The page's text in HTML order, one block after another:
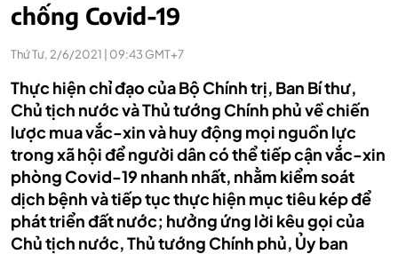
chống Covid-19
Thứ Tư, 2/6/2021 | 09:43 GMT+7
Thực hiện chỉ đạo của Bộ Chính trị, Ban Bí thư,
Chủ tịch nước và Thủ tướng Chính phủ về chiến
lược mua vắc-xin và huy động mọi nguồn lực
trong xã hội để người dân có thể tiếp cận vắc-xin
phòng Covid-19 nhanh nhất, nhằm kiểm soát
dịch bệnh và tiếp tục thực hiện mục tiêu kép để
phát triển đất nước; hưởng ứng lời kêu gọi của
Chủ tịch nước, Thủ tướng Chính phủ, Ủy ban